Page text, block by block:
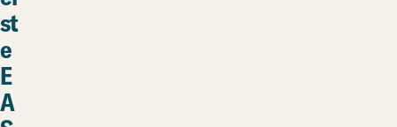
st
e
E
A